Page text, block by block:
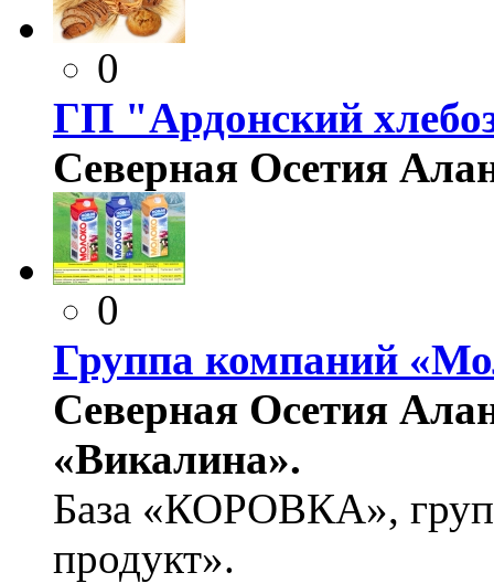
0
ГП "Ардонский
Северная Осетия
0
Группа компаний
Северная Осетия
«Викалина».
База «КОРОВКА»,
продукт».